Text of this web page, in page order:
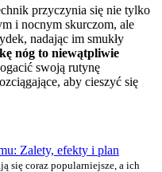
przyczynia się nie tylko
i nocnym skurczom, ale
nadając im smukły
nóg to niewątpliwie
swoją rutynę
aby cieszyć się
Zalety, efekty i plan
się coraz popularniejsze, a ich